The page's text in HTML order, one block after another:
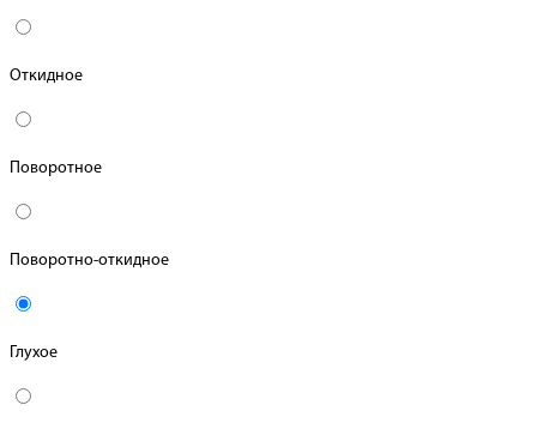
Откидное
Поворотное
Поворотно-откидное
Глухое